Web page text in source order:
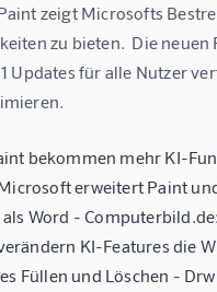
zeigt Microsofts
zu bieten.  Die
für alle Nutzer
bekommen mehr KI-
erweitert Paint
Word -
KI-Features die
Füllen und Löschen -